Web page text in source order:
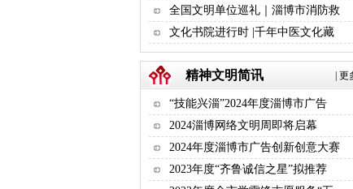
全国文明单位巡礼｜淄博市消防救
文化书院进行时 |千年中医文化藏
更
精神文明简讯
“技能兴淄”2024年度淄博市广告
2024淄博网络文明周即将启幕
2024年度淄博市广告创新创意大赛
2023年度“齐鲁诚信之星”拟推荐